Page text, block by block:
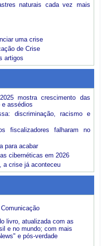
naturais cada vez mais
uma crise
de Crise
artigos
mostra crescimento das
assédios
discriminação, racismo e
fiscalizadores falharam no
para acabar
cibernéticas em 2026
a crise já aconteceu
livro, atualizada com as
e no mundo; com mais
e pós-verdade